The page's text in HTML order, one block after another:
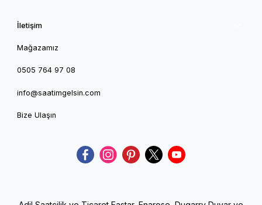
İletişim
Mağazamız
0505 764 97 08
info@saatimgelsin.com
Bize Ulaşın